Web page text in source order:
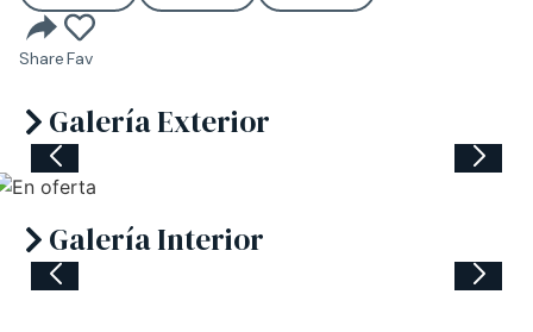
Galería Exterior
Galería Interior
ShareFav